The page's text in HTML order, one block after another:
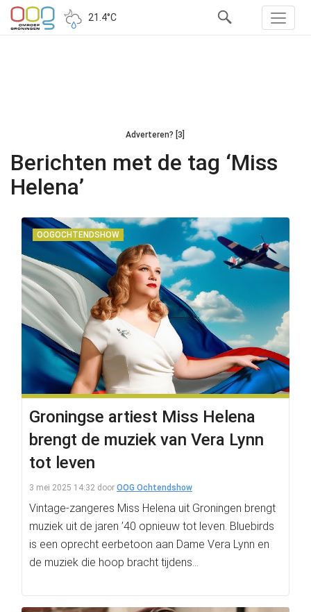
21.4°C
Adverteren? [3]
Berichten met de tag ‘Miss
Helena’
OOGOCHTENDSHOW
Groningse artiest Miss Helena
brengt de muziek van Vera Lynn
tot leven
3 mei 2025 14:32 door OOG Ochtendshow
Vintage-zangeres Miss Helena uit Groningen brengt
muziek uit de jaren ’40 opnieuw tot leven. Bluebirds
is een oprecht eerbetoon aan Dame Vera Lynn en
de muziek die hoop bracht tijdens…